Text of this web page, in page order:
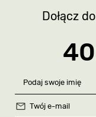
Dołącz